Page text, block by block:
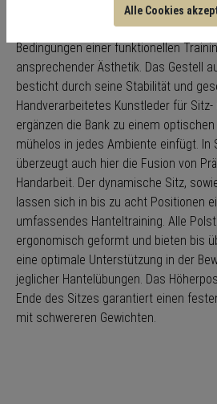
Die NOHRD WeightBench
Bedingungen einer funktionellen
ansprechender Ästhetik. Das Gestell
besticht durch seine Stabilität und
Handverarbeitetes Kunstleder für Sitz-
ergänzen die Bank zu einem
mühelos in jedes Ambiente einfügt. In
überzeugt auch hier die Fusion von
Handarbeit. Der dynamische Sitz,
lassen sich in bis zu acht Positionen
umfassendes Hanteltraining. Alle
ergonomisch geformt und bieten bis
eine optimale Unterstützung in der
jeglicher Hantelübungen. Das
Ende des Sitzes garantiert einen
mit schwereren Gewichten.
Alle Cookies